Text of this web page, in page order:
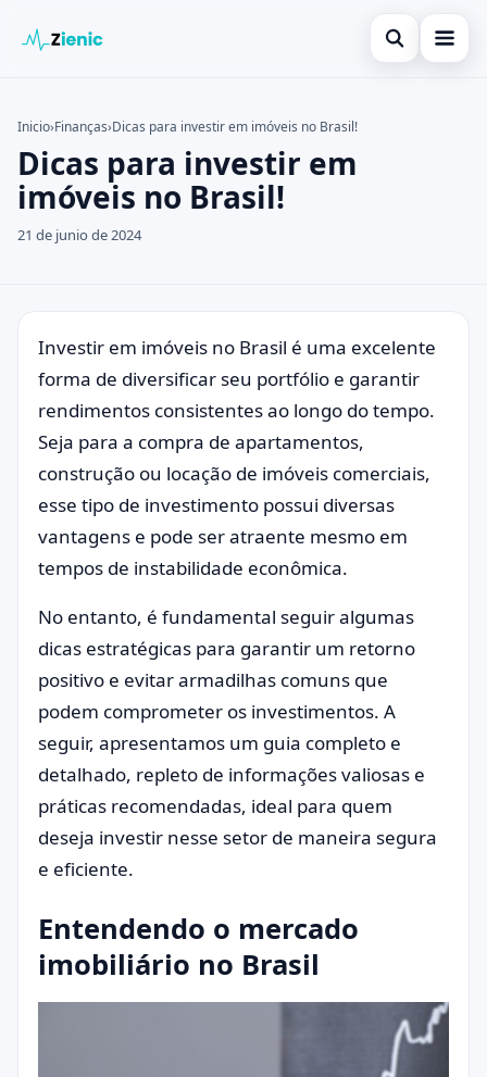
Abrir búsqueda
Finanças
Investimento
Cartões de Crédito
Buscar en el sitio
Buscar:
Pulsa Enter para buscar o ESC para cerrar.
Inicio›Finanças›Dicas para investir em imóveis no Brasil!
Dicas para investir em
imóveis no Brasil!
21 de junio de 2024
Investir em imóveis no Brasil é uma excelente
forma de diversificar seu portfólio e garantir
rendimentos consistentes ao longo do tempo.
Seja para a compra de apartamentos,
construção ou locação de imóveis comerciais,
esse tipo de investimento possui diversas
vantagens e pode ser atraente mesmo em
tempos de instabilidade econômica.
No entanto, é fundamental seguir algumas
dicas estratégicas para garantir um retorno
positivo e evitar armadilhas comuns que
podem comprometer os investimentos. A
seguir, apresentamos um guia completo e
detalhado, repleto de informações valiosas e
práticas recomendadas, ideal para quem
deseja investir nesse setor de maneira segura
e eficiente.
Entendendo o mercado
imobiliário no Brasil